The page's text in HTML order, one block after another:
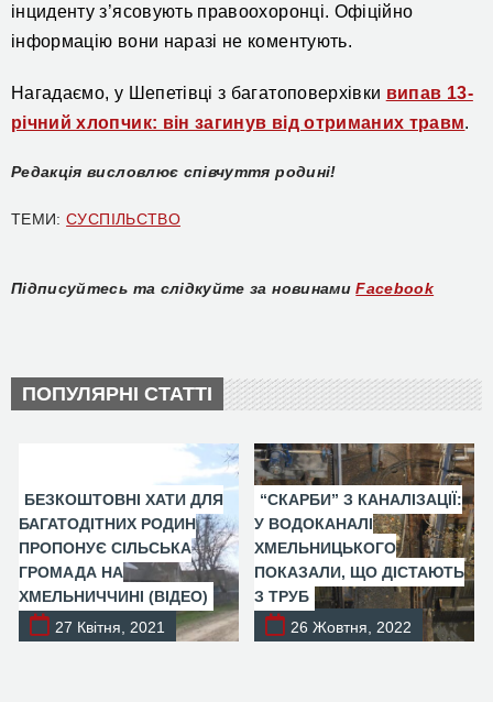
інциденту з’ясовують правоохоронці. Офіційно
інформацію вони наразі не коментують.
Нагадаємо, у Шепетівці з багатоповерхівки випав 13-
річний хлопчик: він загинув від отриманих травм.
Редакція висловлює співчуття родині!
ТЕМИ:СУСПІЛЬСТВО
Підписуйтесь та слідкуйте за новинами Facebook
ПОПУЛЯРНІ СТАТТІ
БЕЗКОШТОВНІ ХАТИ ДЛЯ
БАГАТОДІТНИХ РОДИН
ПРОПОНУЄ СІЛЬСЬКА
ГРОМАДА НА
ХМЕЛЬНИЧЧИНІ (ВІДЕО)
27 Квітня, 2021
“СКАРБИ” З КАНАЛІЗАЦІЇ:
У ВОДОКАНАЛІ
ХМЕЛЬНИЦЬКОГО
ПОКАЗАЛИ, ЩО ДІСТАЮТЬ
З ТРУБ
26 Жовтня, 2022